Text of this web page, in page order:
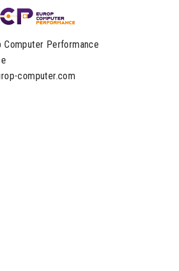
Computer Performance
computer.com